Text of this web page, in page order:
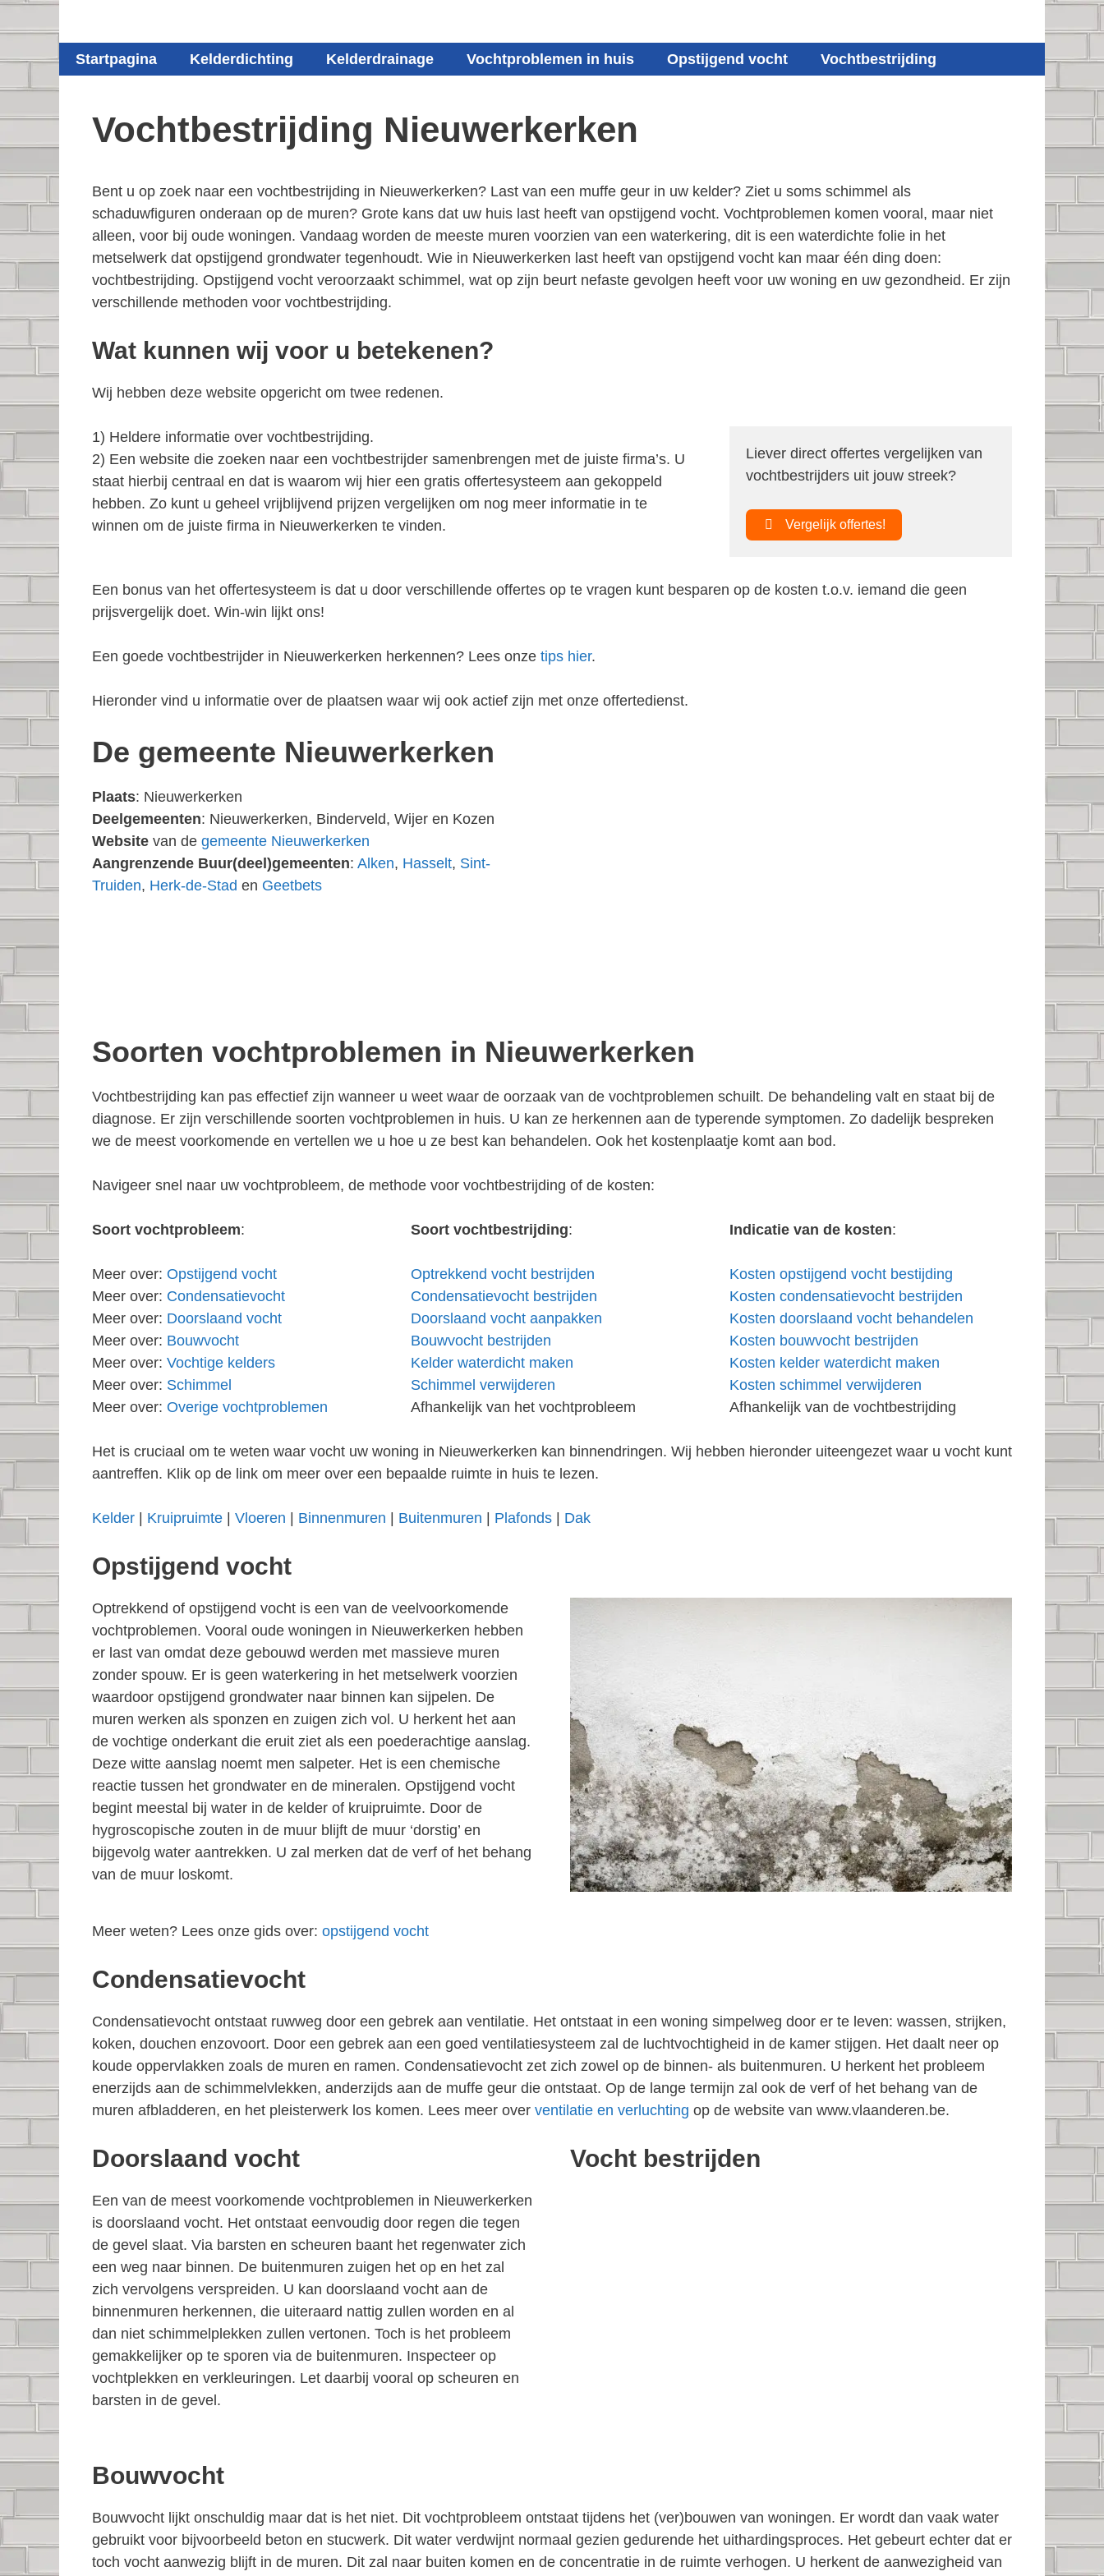
Startpagina Kelderdichting Kelderdrainage Vochtproblemen in huis Opstijgend vocht Vochtbestrijding
Vochtbestrijding Nieuwerkerken
Bent u op zoek naar een vochtbestrijding in Nieuwerkerken? Last van een muffe geur in uw kelder? Ziet u soms schimmel als
schaduwfiguren onderaan op de muren? Grote kans dat uw huis last heeft van opstijgend vocht. Vochtproblemen komen vooral, maar niet
alleen, voor bij oude woningen. Vandaag worden de meeste muren voorzien van een waterkering, dit is een waterdichte folie in het
metselwerk dat opstijgend grondwater tegenhoudt. Wie in Nieuwerkerken last heeft van opstijgend vocht kan maar één ding doen:
vochtbestrijding. Opstijgend vocht veroorzaakt schimmel, wat op zijn beurt nefaste gevolgen heeft voor uw woning en uw gezondheid. Er zijn
verschillende methoden voor vochtbestrijding.
Wat kunnen wij voor u betekenen?
Wij hebben deze website opgericht om twee redenen.
1) Heldere informatie over vochtbestrijding.
2) Een website die zoeken naar een vochtbestrijder samenbrengen met de juiste firma’s. U
staat hierbij centraal en dat is waarom wij hier een gratis offertesysteem aan gekoppeld
hebben. Zo kunt u geheel vrijblijvend prijzen vergelijken om nog meer informatie in te
winnen om de juiste firma in Nieuwerkerken te vinden.
Liever direct offertes vergelijken van
vochtbestrijders uit jouw streek?
Vergelijk offertes!
Een bonus van het offertesysteem is dat u door verschillende offertes op te vragen kunt besparen op de kosten t.o.v. iemand die geen
prijsvergelijk doet. Win-win lijkt ons!
Een goede vochtbestrijder in Nieuwerkerken herkennen? Lees onze tips hier.
Hieronder vind u informatie over de plaatsen waar wij ook actief zijn met onze offertedienst.
De gemeente Nieuwerkerken
Plaats: Nieuwerkerken
Deelgemeenten: Nieuwerkerken, Binderveld, Wijer en Kozen
Website van de gemeente Nieuwerkerken
Aangrenzende Buur(deel)gemeenten: Alken, Hasselt, Sint-
Truiden, Herk-de-Stad en Geetbets
Soorten vochtproblemen in Nieuwerkerken
Vochtbestrijding kan pas effectief zijn wanneer u weet waar de oorzaak van de vochtproblemen schuilt. De behandeling valt en staat bij de
diagnose. Er zijn verschillende soorten vochtproblemen in huis. U kan ze herkennen aan de typerende symptomen. Zo dadelijk bespreken
we de meest voorkomende en vertellen we u hoe u ze best kan behandelen. Ook het kostenplaatje komt aan bod.
Navigeer snel naar uw vochtprobleem, de methode voor vochtbestrijding of de kosten:
Soort vochtprobleem:
Meer over: Opstijgend vocht
Meer over: Condensatievocht
Meer over: Doorslaand vocht
Meer over: Bouwvocht
Meer over: Vochtige kelders
Meer over: Schimmel
Meer over: Overige vochtproblemen
Soort vochtbestrijding:
Optrekkend vocht bestrijden
Condensatievocht bestrijden
Doorslaand vocht aanpakken
Bouwvocht bestrijden
Kelder waterdicht maken
Schimmel verwijderen
Afhankelijk van het vochtprobleem
Indicatie van de kosten:
Kosten opstijgend vocht bestijding
Kosten condensatievocht bestrijden
Kosten doorslaand vocht behandelen
Kosten bouwvocht bestrijden
Kosten kelder waterdicht maken
Kosten schimmel verwijderen
Afhankelijk van de vochtbestrijding
Het is cruciaal om te weten waar vocht uw woning in Nieuwerkerken kan binnendringen. Wij hebben hieronder uiteengezet waar u vocht kunt
aantreffen. Klik op de link om meer over een bepaalde ruimte in huis te lezen.
Kelder Kruipruimte Vloeren Binnenmuren Buitenmuren Plafonds Dak
Opstijgend vocht
Optrekkend of opstijgend vocht is een van de veelvoorkomende
vochtproblemen. Vooral oude woningen in Nieuwerkerken hebben
er last van omdat deze gebouwd werden met massieve muren
zonder spouw. Er is geen waterkering in het metselwerk voorzien
waardoor opstijgend grondwater naar binnen kan sijpelen. De
muren werken als sponzen en zuigen zich vol. U herkent het aan
de vochtige onderkant die eruit ziet als een poederachtige aanslag.
Deze witte aanslag noemt men salpeter. Het is een chemische
reactie tussen het grondwater en de mineralen. Opstijgend vocht
begint meestal bij water in de kelder of kruipruimte. Door de
hygroscopische zouten in de muur blijft de muur ‘dorstig’ en
bijgevolg water aantrekken. U zal merken dat de verf of het behang
van de muur loskomt.
Meer weten? Lees onze gids over: opstijgend vocht
Condensatievocht
Condensatievocht ontstaat ruwweg door een gebrek aan ventilatie. Het ontstaat in een woning simpelweg door er te leven: wassen, strijken,
koken, douchen enzovoort. Door een gebrek aan een goed ventilatiesysteem zal de luchtvochtigheid in de kamer stijgen. Het daalt neer op
koude oppervlakken zoals de muren en ramen. Condensatievocht zet zich zowel op de binnen- als buitenmuren. U herkent het probleem
enerzijds aan de schimmelvlekken, anderzijds aan de muffe geur die ontstaat. Op de lange termijn zal ook de verf of het behang van de
muren afbladderen, en het pleisterwerk los komen. Lees meer over ventilatie en verluchting op de website van www.vlaanderen.be.
Doorslaand vocht
Een van de meest voorkomende vochtproblemen in Nieuwerkerken
is doorslaand vocht. Het ontstaat eenvoudig door regen die tegen
de gevel slaat. Via barsten en scheuren baant het regenwater zich
een weg naar binnen. De buitenmuren zuigen het op en het zal
zich vervolgens verspreiden. U kan doorslaand vocht aan de
binnenmuren herkennen, die uiteraard nattig zullen worden en al
dan niet schimmelplekken zullen vertonen. Toch is het probleem
gemakkelijker op te sporen via de buitenmuren. Inspecteer op
vochtplekken en verkleuringen. Let daarbij vooral op scheuren en
barsten in de gevel.
Vocht bestrijden
Bouwvocht
Bouwvocht lijkt onschuldig maar dat is het niet. Dit vochtprobleem ontstaat tijdens het (ver)bouwen van woningen. Er wordt dan vaak water
gebruikt voor bijvoorbeeld beton en stucwerk. Dit water verdwijnt normaal gezien gedurende het uithardingsproces. Het gebeurt echter dat er
toch vocht aanwezig blijft in de muren. Dit zal naar buiten komen en de concentratie in de ruimte verhogen. U herkent de aanwezigheid van